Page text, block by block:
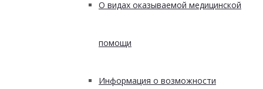
О видах оказываемой медицинской
помощи
Информация о возможности